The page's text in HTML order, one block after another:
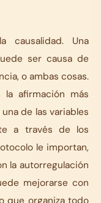
causalidad. Una
ser causa de
o ambas cosas.
afirmación más
de las variables
a través de los
le importan,
la autorregulación
mejorarse con
que organiza todo